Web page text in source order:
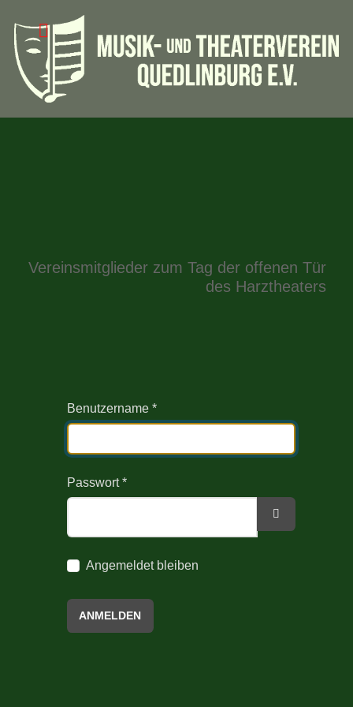
Vereinsmitglieder zum Tag der offenen Tür
des Harztheaters
Benutzername *
Passwort*
Angemeldet bleiben
ANMELDEN